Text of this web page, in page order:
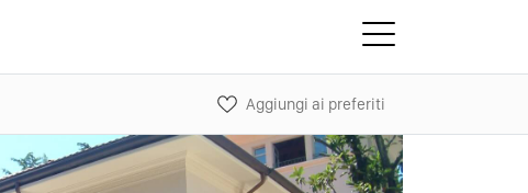
Aggiungi ai preferiti